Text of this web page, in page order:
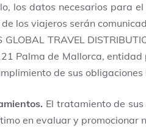
los datos necesarios para
los viajeros serán
GLOBAL TRAVEL
Palma de Mallorca,
de sus obligaciones
El tratamiento de
en evaluar y promocionar